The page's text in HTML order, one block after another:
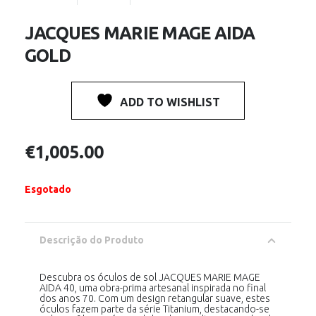
JACQUES MARIE MAGE AIDA
GOLD
ADD TO WISHLIST
€1,005.00
Esgotado
Descrição do Produto
Descubra os óculos de sol JACQUES MARIE MAGE
AIDA 40, uma obra-prima artesanal inspirada no final
dos anos 70. Com um design retangular suave, estes
óculos fazem parte da série Titanium, destacando-se